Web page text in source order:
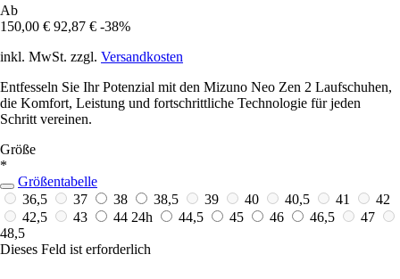
Ab
150,00 € 92,87 € -38%
inkl. MwSt. zzgl. Versandkosten
Entfesseln Sie Ihr Potenzial mit den Mizuno Neo Zen 2 Laufschuhen,
die Komfort, Leistung und fortschrittliche Technologie für jeden
Schritt vereinen.
Größe
*
Größentabelle
36,5
37 38 38,5 39 40 40,5 41
42
42,5
43 44 24h 44,5 45 46 46,5
47
48,5
Dieses Feld ist erforderlich